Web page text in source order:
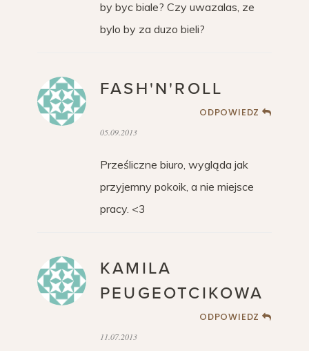
by byc biale? Czy uwazalas, ze
bylo by za duzo bieli?
FASH'N'ROLL
ODPOWIEDZ
05.09.2013
Prześliczne biuro, wygląda jak
przyjemny pokoik, a nie miejsce
pracy. <3
KAMILA
PEUGEOTCIKOWA
ODPOWIEDZ
11.07.2013